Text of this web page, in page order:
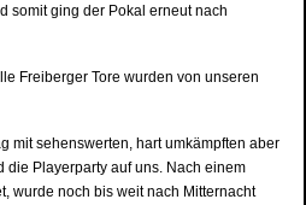
somit ging der Pokal erneut nach
Freiberger Tore wurden von unseren
mit sehenswerten, hart umkämpften aber
die Playerparty auf uns. Nach einem
wurde noch bis weit nach Mitternacht